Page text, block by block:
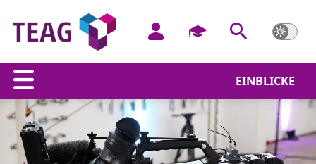
EINBLICKE